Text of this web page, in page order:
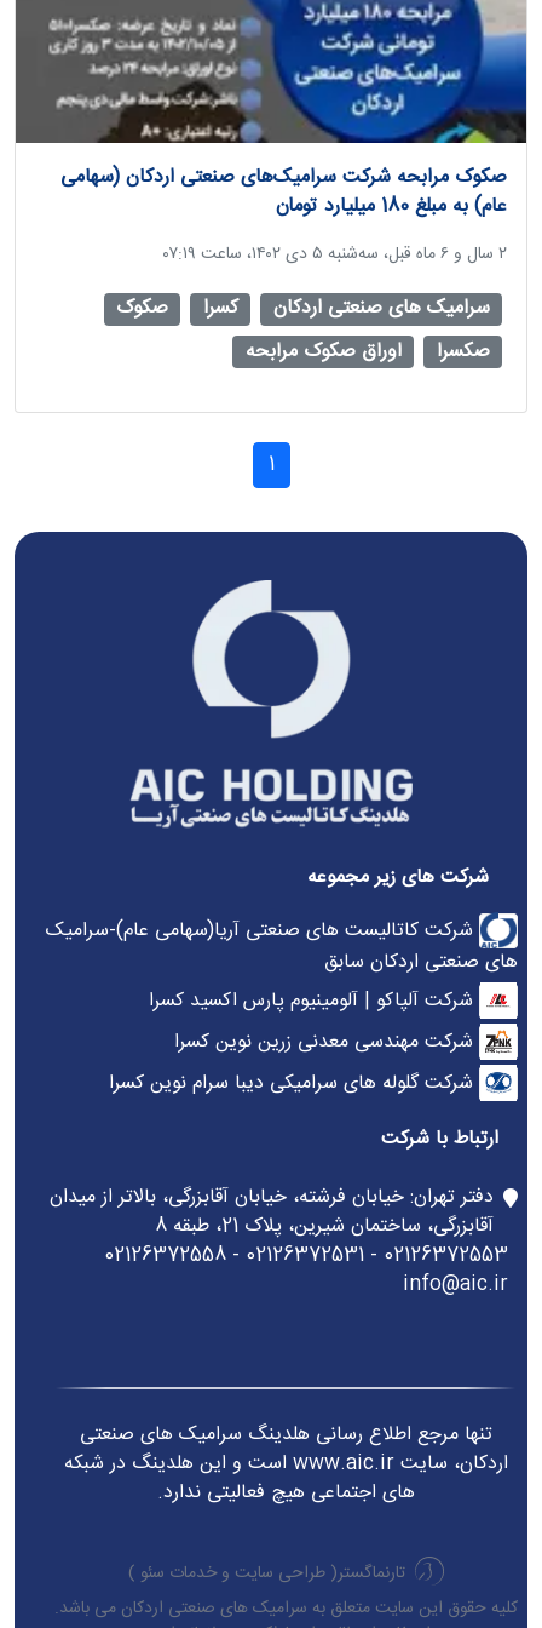
صکوک مرابحه شرکت سرامیک‌های صنعتی اردکان (سهامی
عام) به مبلغ 180 میلیارد تومان
‫۲ سال و ۶ ماه قبل، سه‌شنبه ۵ دی ۱۴۰۲، ساعت ۰۷:۱۹
سرامیک های صنعتی اردکان کسرا
صکوک
صکسرا
اوراق صکوک مرابحه
1
شرکت های زیر مجموعه
شرکت کاتالیست های صنعتی آریا(سهامی عام)-سرامیک
های صنعتی اردکان سابق
شرکت آلپاکو | آلومینیوم پارس اکسید کسرا
شرکت مهندسی معدنی زرین نوین کسرا
شرکت گلوله های سرامیکی دیبا سرام نوین کسرا
ارتباط با شرکت
دفتر تهران: خیابان فرشته، خیابان آقابزرگی، بالاتر از میدان
آقابزرگی، ساختمان شیرین، پلاک 21، طبقه 8
02126372553 - 02126372531 - 02126372558
info@aic.ir
تنها مرجع اطلاع رسانی هلدینگ سرامیک های صنعتی
اردکان، سایت www.aic.ir است و این هلدینگ در شبکه
های اجتماعی هیچ فعالیتی ندارد.
تارنماگستر(طراحی سایت وخدمات سئو )
کلیه حقوق این سایت متعلق به سرامیک های صنعتی اردکان می باشد.